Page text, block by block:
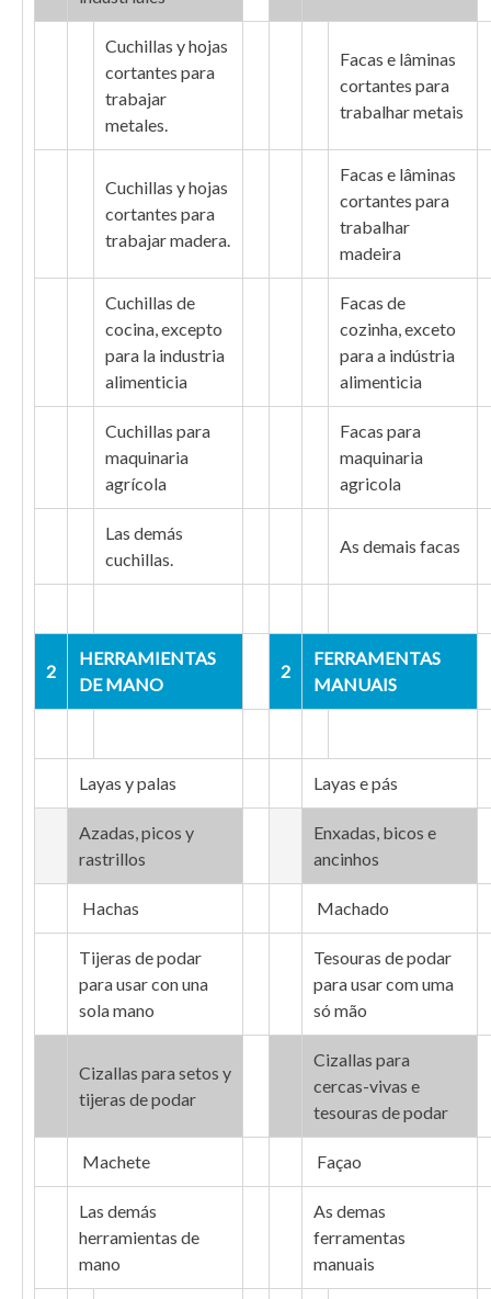
Cuchillas y hojas
cortantes para
trabajar
metales.
Facas e lâminas
cortantes para
trabalhar metais
Cuchillas y hojas
cortantes para
trabajar madera.
Facas e lâminas
cortantes para
trabalhar
madeira
Cuchillas de
cocina, excepto
para la industria
alimenticia
Facas de
cozinha, exceto
para a indústria
alimenticia
Cuchillas para
maquinaria
agrícola
Facas para
maquinaria
agricola
Las demás
cuchillas.
As demais facas
2
HERRAMIENTAS
DE MANO
2
FERRAMENTAS
MANUAIS
Layas y palas Layas e pás
Azadas, picos y
rastrillos
Enxadas, bicos e
ancinhos
Hachas Machado
Tijeras de podar
para usar con una
sola mano
Tesouras de podar
para usar com uma
só mão
Cizallas para setos y
tijeras de podar
Cizallas para
cercas-vivas e
tesouras de podar
Machete Façao
Las demás
herramientas de
mano
As demas
ferramentas
manuais